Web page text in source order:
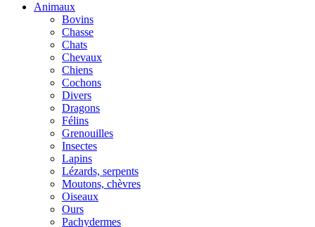
Animaux
Bovins
Chasse
Chats
Chevaux
Chiens
Cochons
Divers
Dragons
Félins
Grenouilles
Insectes
Lapins
Lézards, serpents
Moutons, chèvres
Oiseaux
Ours
Pachydermes